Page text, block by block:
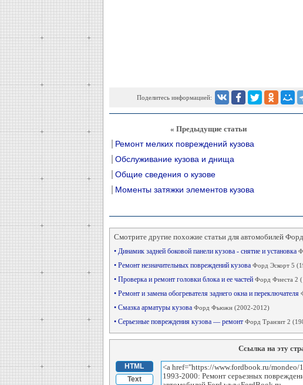
Поделитесь информацией:
« Предыдущие статьи
Ремонт мелких повреждений кузова
Обслуживание кузова и днища
Общие сведения о кузове
Моменты затяжки элементов кузова
Смотрите другие похожие статьи для автомобилей
• Динамик задней боковой панели кузова - снятие и установка
• Ремонт незначительных повреждений кузова Форд Эскорт 5
• Проверка и ремонт головки блока и ее частей Форд Фиеста 2
• Ремонт и замена обогревателя заднего окна и переключателя
• Смазка арматуры кузова Форд Фьюжн (2002-2012)
• Серьезные повреждения кузова — ремонт Форд Транзит 2
Ссылка на эту
HTML
Text